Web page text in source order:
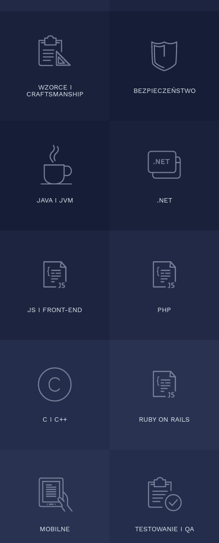
WZORCE I
CRAFTSMANSHIP
BEZPIECZEŃSTWO
JAVA I JVM .NET
JS I FRONT-END PHP
C I C++ RUBY ON RAILS
MOBILNE TESTOWANIE I QA